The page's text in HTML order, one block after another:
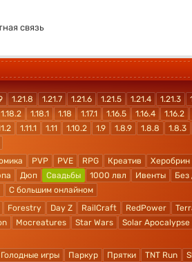
связь
1.21.8 1.21.7 1.21.6 1.21.5 1.21.4 1.21.3
1.18.2 1.18.1 1.18 1.17.1 1.16.5 1.16.4 1.16.2
1.11.1 1.11 1.10.2 1.9 1.8.9 1.8.8 1.8.3
PVP PVE RPG Креатив Херобрин
Дюп Свадьбы 1000 лвл Ивенты Без
С большим онлайном
Forestry Day Z RailCraft RedPower
Mocreatures Star Wars Solar Apocalypse
Голодные игры Паркур Прятки TNT Run